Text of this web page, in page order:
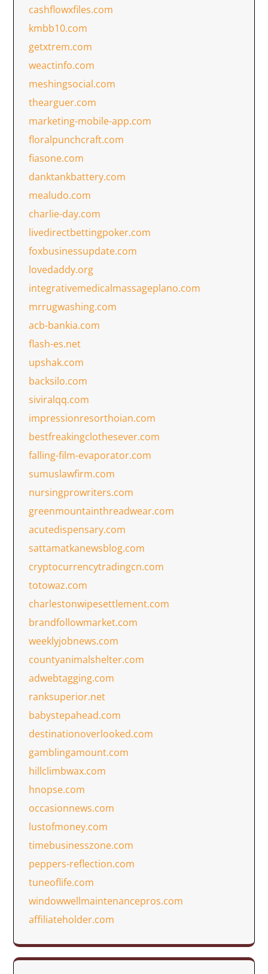
cashflowxfiles.com
kmbb10.com
getxtrem.com
weactinfo.com
meshingsocial.com
thearguer.com
marketing-mobile-app.com
floralpunchcraft.com
fiasone.com
danktankbattery.com
mealudo.com
charlie-day.com
livedirectbettingpoker.com
foxbusinessupdate.com
lovedaddy.org
integrativemedicalmassageplano.com
mrrugwashing.com
acb-bankia.com
flash-es.net
upshak.com
backsilo.com
siviralqq.com
impressionresorthoian.com
bestfreakingclothesever.com
falling-film-evaporator.com
sumuslawfirm.com
nursingprowriters.com
greenmountainthreadwear.com
acutedispensary.com
sattamatkanewsblog.com
cryptocurrencytradingcn.com
totowaz.com
charlestonwipesettlement.com
brandfollowmarket.com
weeklyjobnews.com
countyanimalshelter.com
adwebtagging.com
ranksuperior.net
babystepahead.com
destinationoverlooked.com
gamblingamount.com
hillclimbwax.com
hnopse.com
occasionnews.com
lustofmoney.com
timebusinesszone.com
peppers-reflection.com
tuneoflife.com
windowwellmaintenancepros.com
affiliateholder.com